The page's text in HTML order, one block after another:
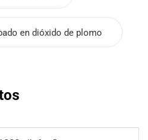
en dióxido de plomo